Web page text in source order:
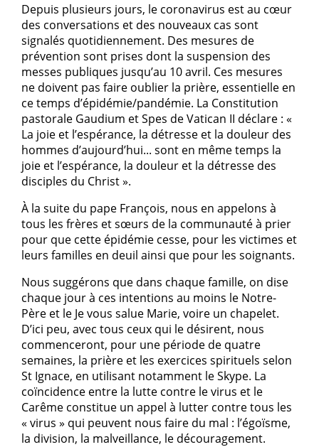
Depuis plusieurs jours, le coronavirus est au cœur
des conversations et des nouveaux cas sont
signalés quotidiennement. Des mesures de
prévention sont prises dont la suspension des
messes publiques jusqu’au 10 avril. Ces mesures
ne doivent pas faire oublier la prière, essentielle en
ce temps d’épidémie/pandémie. La Constitution
pastorale Gaudium et Spes de Vatican II déclare : «
La joie et l’espérance, la détresse et la douleur des
hommes d’aujourd’hui... sont en même temps la
joie et l’espérance, la douleur et la détresse des
disciples du Christ ».
À la suite du pape François, nous en appelons à
tous les frères et sœurs de la communauté à prier
pour que cette épidémie cesse, pour les victimes et
leurs familles en deuil ainsi que pour les soignants.
Nous suggérons que dans chaque famille, on dise
chaque jour à ces intentions au moins le Notre-
Père et le Je vous salue Marie, voire un chapelet.
D’ici peu, avec tous ceux qui le désirent, nous
commenceront, pour une période de quatre
semaines, la prière et les exercices spirituels selon
St Ignace, en utilisant notamment le Skype. La
coïncidence entre la lutte contre le virus et le
Carême constitue un appel à lutter contre tous les
« virus » qui peuvent nous faire du mal : l’égoïsme,
la division, la malveillance, le découragement.